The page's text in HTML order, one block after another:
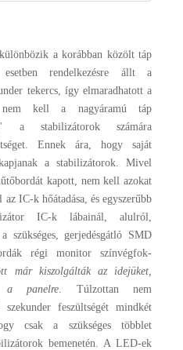
a korábban közölt táp
rendelkezésre állt a
tekercs, így elmaradhatott a
nem kell a nagyáramú táp
a stabilizátorok számára
Ennek ára, hogy saját
a stabilizátorok. Mivel
kapott, nem kell azokat
IC-k hőátadása, és egyszerűbb
IC-k lábainál, alulról,
szükséges, gerjedésgátló SMD
régi monitor színvégfok-
már kiszolgálták az idejüket,
a panelre. Túlzottan nem
feszültségét mindkét
csak a szükséges többlet
bemenetén. A LED-ek